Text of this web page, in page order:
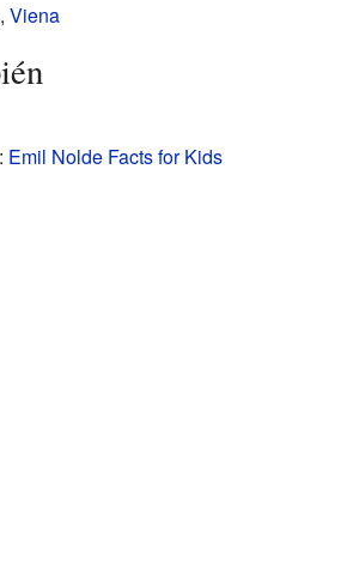
Viena
Emil Nolde Facts for Kids